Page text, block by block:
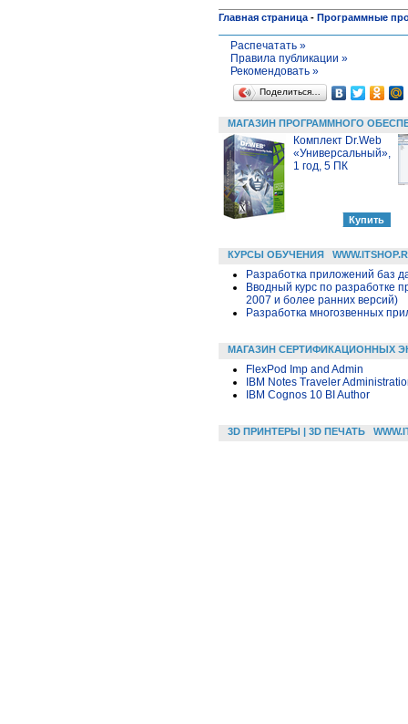
Главная страница - Программные
Распечатать »
Правила публикации »
Рекомендовать »
Поделиться…
МАГАЗИН ПРОГРАММНОГО
Комплект Dr.Web
«Универсальный»,
1 год, 5 ПК
КУРСЫ ОБУЧЕНИЯ
Разработка приложений баз
Вводный курс по разработке
2007 и более ранних версий)
Разработка многозвенных
МАГАЗИН СЕРТИФИКАЦИОННЫХ
FlexPod Imp and Admin
IBM Notes Traveler
IBM Cognos 10 BI Author
3D ПРИНТЕРЫ | 3D ПЕЧАТЬ